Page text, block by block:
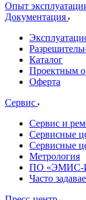
Опыт
Документация
Каталог
Проектным
Оферта
Сервис
Сервис и
Сервисные
Сервисные
Метрология
ПО «ЭМИС-
Часто